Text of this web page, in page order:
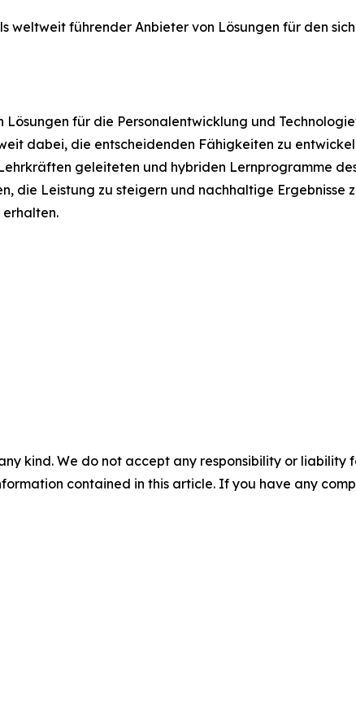
weltweit führender Anbieter von Lösungen für den
für die Personalentwicklung und
dabei, die entscheidenden Fähigkeiten zu
geleiteten und hybriden Lernprogramme
die Leistung zu steigern und nachhaltige Ergebnisse
kind. We do not accept any responsibility or liability
contained in this article. If you have any